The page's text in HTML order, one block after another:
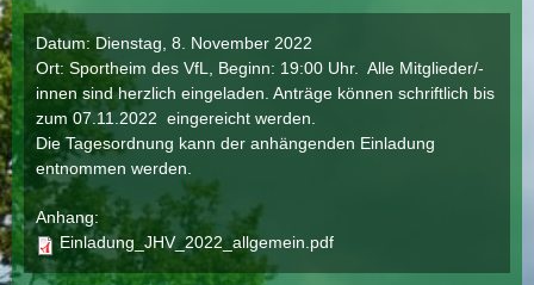
Datum: Dienstag, 8. November 2022
Ort: Sportheim des VfL, Beginn: 19:00 Uhr. Alle Mitglieder/-
innen sind herzlich eingeladen. Anträge können schriftlich bis
zum 07.11.2022 eingereicht werden.
Die Tagesordnung kann der anhängenden Einladung
entnommen werden.
Anhang:
Einladung_JHV_2022_allgemein.pdf